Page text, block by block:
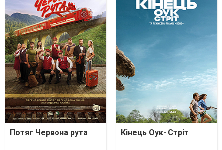
Потяг Червона рута Кінець Оук- Стріт